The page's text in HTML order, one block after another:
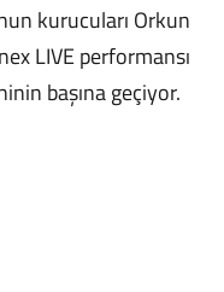
kurucuları Orkun
LIVE performansı
başına geçiyor.